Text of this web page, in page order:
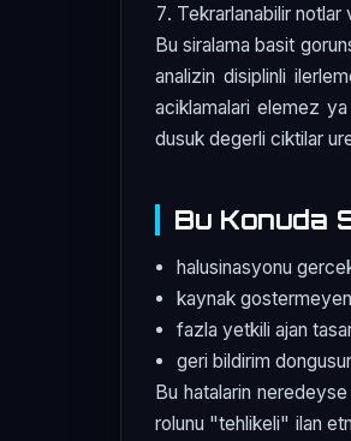
Tekrarlanabilir
Bu siralama basit
analizin disiplinli
aciklamalari elemez
dusuk degerli ciktilar
Bu Konuda
halusinasyonu
kaynak
fazla yetkili ajan
geri bildirim
Bu hatalarin
rolunu "tehlikeli" ilan